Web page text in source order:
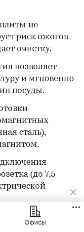
не
риск ожогов
очистку.
позволяет
и мгновенно
посуды.
сталь),
(до 7,5
плитой:
нагревает
Офисы